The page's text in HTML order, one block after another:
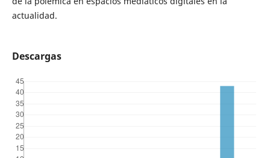
actualidad.
Descargas